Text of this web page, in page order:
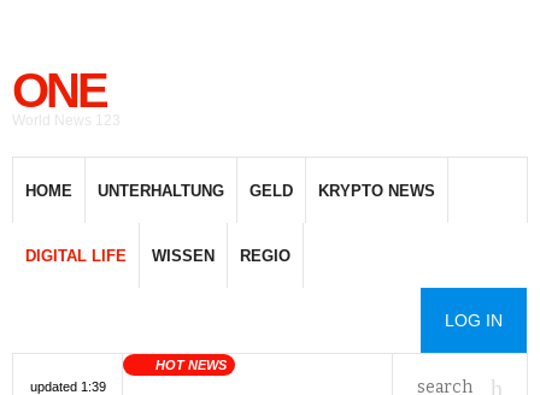
ONE
World News 123
HOME UNTERHALTUNG GELD KRYPTO NEWS
DIGITAL LIFE WISSEN REGIO
LOG IN
updated 1:39
HOT NEWS